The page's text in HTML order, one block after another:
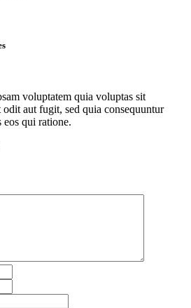
voluptatem quia voluptas sit
odit aut fugit, sed quia consequuntur
eos qui ratione.